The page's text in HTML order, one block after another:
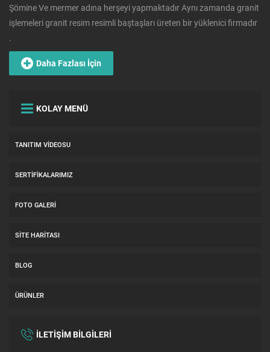
Şömine Ve mermer adına herşeyi yapmaktadır Aynı zamanda granit
işlemeleri granit resim resimli baştaşları üreten bir yüklenici firmadır
.
Daha Fazlası İçin
KOLAY MENÜ
TANITIM VIDEOSU
SERTIFIKALARIMIZ
FOTO GALERI
SITE HARITASI
BLOG
ÜRÜNLER
İLETİŞİM BİLGİLERİ